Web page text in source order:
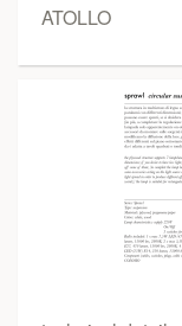
ATOLLO